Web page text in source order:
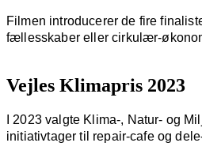
Filmen introducerer de fire
fællesskaber eller cirkulær-
Vejles Klimapris 2023
I 2023 valgte Klima-, Natur- og
initiativtager til repair-cafe og